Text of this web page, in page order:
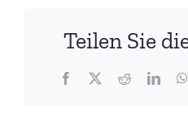
Teilen Sie
Facebook
X Reddit